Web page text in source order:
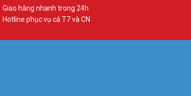
Giao hàng nhanh trong 24h
Hotline phục vụ cả T7 và CN